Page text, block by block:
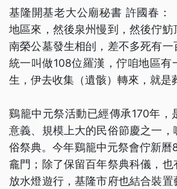
基隆開基老大公廟秘書 許國春：
地區來，然後泉州慢到，然後佇魴
南榮公墓發生相刣，差不多死有一
統一叫做108位羅漢，佇咱地區有
生，伊去收集（遺骸）轉來，就是
鷄籠中元祭活動已經傳承170年，
意義、規模上大的民俗節慶之一，
俗祭典。今年鷄籠中元祭會佇新
龕門；除了保留百年祭典科儀，
放水燈遊行，基隆市府也結合裝置